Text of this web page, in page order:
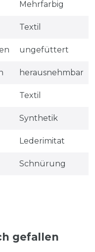
Mehrfarbig
Textil
ungefüttert
herausnehmbar
Textil
Synthetik
Lederimitat
Schnürung
gefallen